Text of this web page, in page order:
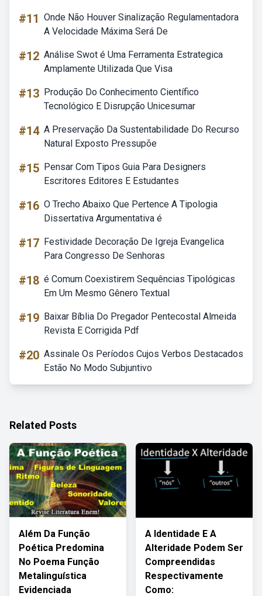
#11 Onde Não Houver Sinalização Regulamentadora
A Velocidade Máxima Será De
#12 Análise Swot é Uma Ferramenta Estrategica
Amplamente Utilizada Que Visa
#13 Produção Do Conhecimento Científico
Tecnológico E Disrupção Unicesumar
#14 A Preservação Da Sustentabilidade Do Recurso
Natural Exposto Pressupõe
#15 Pensar Com Tipos Guia Para Designers
Escritores Editores E Estudantes
#16 O Trecho Abaixo Que Pertence A Tipologia
Dissertativa Argumentativa é
#17 Festividade Decoração De Igreja Evangelica
Para Congresso De Senhoras
#18 é Comum Coexistirem Sequências Tipológicas
Em Um Mesmo Gênero Textual
#19 Baixar Bíblia Do Pregador Pentecostal Almeida
Revista E Corrigida Pdf
#20 Assinale Os Períodos Cujos Verbos Destacados
Estão No Modo Subjuntivo
Related Posts
Além Da Função
Poética Predomina
No Poema Função
Metalinguística
Evidenciada
A Identidade E A
Alteridade Podem Ser
Compreendidas
Respectivamente
Como: